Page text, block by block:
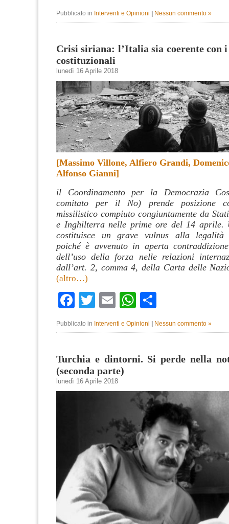
Pubblicato in Interventi e Opinioni Nessun commento »
Crisi siriana: l’Italia sia coerente con
costituzionali
lunedì 16 Aprile 2018
[Massimo Villone, Alfiero Grandi,
Alfonso Gianni]
il Coordinamento per la Democrazia
comitato per il No) prende posizione
missilistico compiuto congiuntamente da
e Inghilterra nelle prime ore del 14 aprile.
costituisce un grave vulnus alla legalità
poiché è avvenuto in aperta
dell’uso della forza nelle relazioni
dall’art. 2, comma 4, della Carta delle
(altro…)
Facebook
TwitterEmailWhatsApp
Pubblicato in Interventi e Opinioni | Nessun commento »
Turchia e dintorni. Si perde nella
(seconda parte)
lunedì 16 Aprile 2018